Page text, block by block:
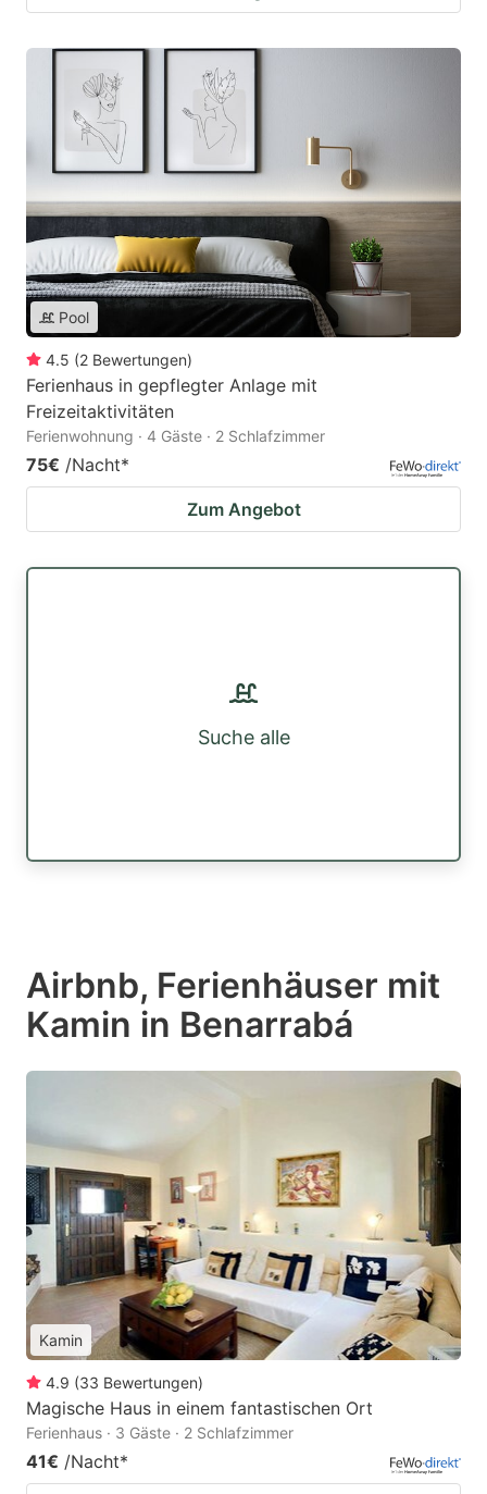
Pool
4.5 (2 Bewertungen)
Ferienhaus in gepflegter Anlage mit
Freizeitaktivitäten
Ferienwohnung · 4 Gäste · 2 Schlafzimmer
75€ /Nacht*
Zum Angebot
Suche alle
Airbnb, Ferienhäuser mit
Kamin in Benarrabá
Kamin
4.9 (33 Bewertungen)
Magische Haus in einem fantastischen Ort
Ferienhaus · 3 Gäste · 2 Schlafzimmer
41€ /Nacht*